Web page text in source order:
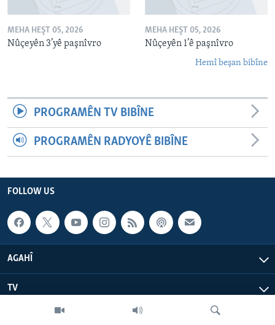
MEHA HEŞT 05, 2026
Nûçeyên 3’yê paşnîvro
MEHA HEŞT 05, 2026
Nûçeyên 1’ê paşnîvro
Hemî beşan bibîne
PROGRAMÊN TV BIBÎNE
PROGRAMÊN RADYOYÊ BIBÎNE
FOLLOW US
AGAHÎ
TV